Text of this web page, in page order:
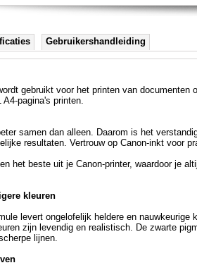
Gebruikershandleiding
gebruikt voor het printen van
pagina's printen.
samen dan alleen. Daarom is het
resultaten. Vertrouw op Canon-inkt voor
het beste uit je Canon-printer, waardoor je
kleuren
levert ongelofelijk heldere en
zijn levendig en realistisch. De zwarte
lijnen.